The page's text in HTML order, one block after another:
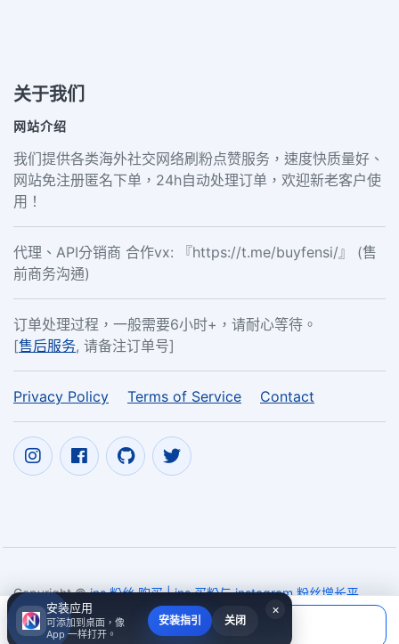
当前应付
￥0.00 填写账号后购买
关于我们
网站介绍
我们提供各类海外社交网络刷粉点赞服务，速度快质量好、
网站免注册匿名下单，24h自动处理订单，欢迎新老客户使
用！
代理、API分销商 合作vx: 『https://t.me/buyfensi/』 (售
前商务沟通)
订单处理过程，一般需要6小时+，请耐心等待。
[售后服务, 请备注订单号]
Privacy Policy Terms of Service Contact
Copyright ©ins 粉丝 购买 | ins 买粉与 instagram 粉丝增长平
台 - nam6.com
2017~2026 ×
安装应用
可添加到桌面，像
App 一样打开。
安装指引 关闭